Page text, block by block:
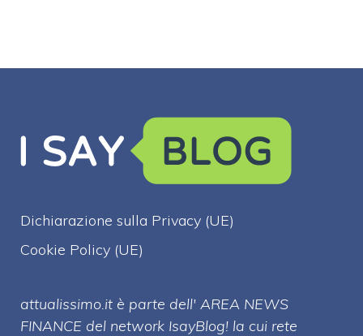
Dichiarazione sulla Privacy (UE)
Cookie Policy (UE)
attualissimo.it è parte dell' AREA NEWS
FINANCE del network IsayBlog! la cui rete